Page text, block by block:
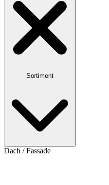
Sortiment
Dach / Fassade